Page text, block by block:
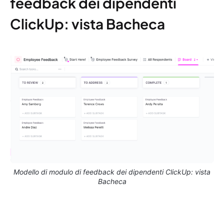
ClickUp: vista Bacheca
Modello di modulo di feedback dei dipendenti ClickUp: vista
Bacheca